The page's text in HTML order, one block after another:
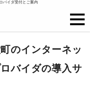
バイダ受付とご案内
のインターネッ
バイダの導入サ